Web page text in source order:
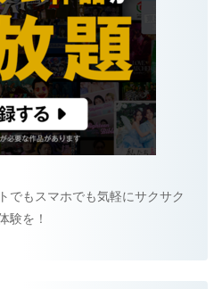
でもスマホでも気軽にサクサク
験を！